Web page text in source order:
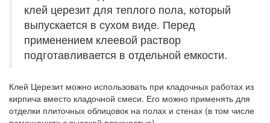
клей церезит для теплого пола, который
выпускается в сухом виде. Перед
применением клеевой раствор
подготавливается в отдельной емкости.
Клей Церезит можно использовать при кладочных работах из
кирпича вместо кладочной смеси. Его можно применять для
отделки плиточных облицовок на полах и стенах (в том числе